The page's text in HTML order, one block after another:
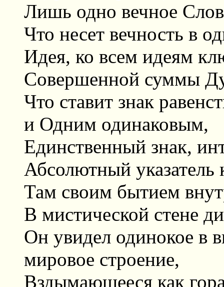
Лишь одно вечное
Что несет вечность в
Идея, ко всем идеям
Совершенной суммы
Что ставит знак
и Одним одинаковым,
Единственный знак,
Абсолютный указатель
Там своим бытием
В мистической стене
Он увидел одинокое в
мировое строение,
Вздымающееся как